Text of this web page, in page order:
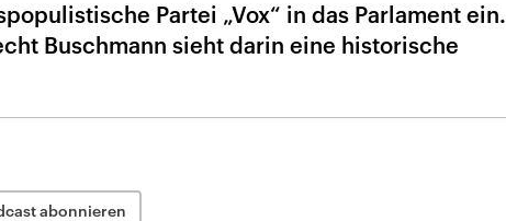
Partei „Vox“ in das Parlament ein.
Buschmann sieht darin eine historische
abonnieren